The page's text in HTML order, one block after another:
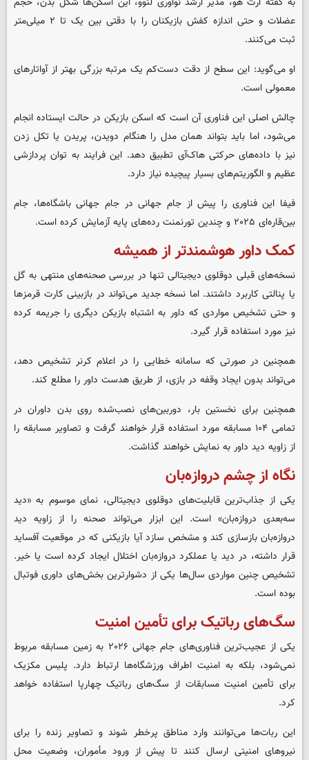
عضلات و حتی اندازه کفش بازیکنان را با دقتی بین یک تا ۲ میلی‌متر
ثبت می‌کنند.
او می‌گوید: این سطح از دقت دست‌کم یک مرتبه بزرگی بهتر از آواتارهای
معمولی است.
چالش اصلی این فناوری آن است که اسکن بازیکن در حالت ایستاده انجام
می‌شود، اما باید بتواند همان مدل را هنگام دویدن، پریدن یا تکل زدن
نیز با داده‌های حرکتی هاک‌آی تطبیق دهد. این فرایند به توان پردازشی
عظیم و الگوریتم‌های بسیار پیچیده نیاز دارد.
فیفا این فناوری را پیش از جام جهانی در جام جهانی باشگاه‌ها، جام
بین‌قاره‌ای ۲۰۲۵ و چندین تورنمنت رده‌های پایه آزمایش کرده است
.
کمک داور هوشمندتر از همیشه
نسخه‌های قبلی دوقلوی دیجیتالی تنها در بررسی صحنه‌های منتهی به گل
یا پنالتی کاربرد داشتند. اما نسخه جدید می‌تواند در بازبینی کارت قرمزها
و حتی تشخیص مواردی که داور به اشتباه بازیکن دیگری را جریمه کرده
نیز مورد استفاده قرار گیرد.
همچنین در صورتی که سامانه خطایی را در اعلام کرنر تشخیص دهد،
می‌تواند بدون ایجاد وقفه در بازی، از طریق هدست داور را مطلع کند.
همچنین برای نخستین بار، دوربین‌های نصب‌شده روی بدن داوران در
تمامی ۱۰۴ مسابقه مورد استفاده قرار خواهند گرفت و تصاویر مسابقه را
از زاویه دید داور به نمایش خواهند گذاشت.
نگاه از چشم دروازه‌بان
یکی از جذاب‌ترین قابلیت‌های دوقلوی دیجیتالی، نمای موسوم به «دید
سه‌بعدی دروازه‌بان» است. این ابزار می‌تواند صحنه را از زاویه دید
دروازه‌بان بازسازی کند و مشخص سازد آیا بازیکنی که در موقعیت آفساید
قرار داشته، در دید یا عملکرد دروازه‌بان اختلال ایجاد کرده است یا خیر.
تشخیص چنین مواردی سال‌ها یکی از دشوارترین بخش‌های داوری فوتبال
بوده است.
سگ‌های رباتیک برای تأمین امنیت
یکی از عجیب‌ترین فناوری‌های جام جهانی ۲۰۲۶ به زمین مسابقه مربوط
نمی‌شود، بلکه به امنیت اطراف ورزشگاه‌ها ارتباط دارد. پلیس مکزیک
برای تأمین امنیت مسابقات از سگ‌های رباتیک چهارپا استفاده خواهد
کرد.
این ربات‌ها می‌توانند وارد مناطق پرخطر شوند و تصاویر زنده را برای
نیروهای امنیتی ارسال کنند تا پیش از ورود مأموران، وضعیت محل